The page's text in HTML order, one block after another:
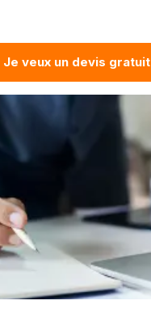
Je veux un devis gratuit